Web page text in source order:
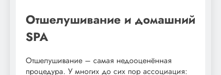
Отшелушивание и домашний
SPA
Отшелушивание – самая недооценённая
процедура. У многих до сих пор ассоциация: